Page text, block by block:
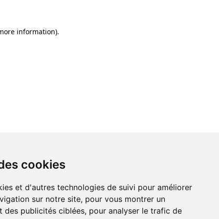
cookies
et d'autres technologies de suivi pour améliorer
sur notre site, pour vous montrer un
des publicités ciblées, pour analyser le trafic de
information).